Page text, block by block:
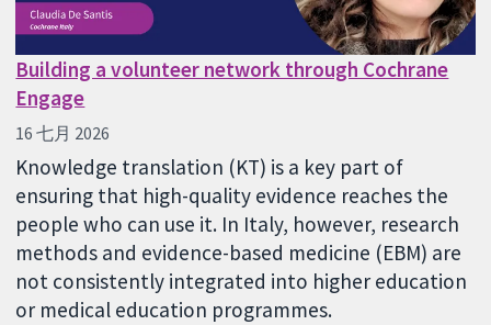
Building a volunteer network through Cochrane
Engage
16 七月 2026
Knowledge translation (KT) is a key part of
ensuring that high-quality evidence reaches the
people who can use it. In Italy, however, research
methods and evidence-based medicine (EBM) are
not consistently integrated into higher education
or medical education programmes.